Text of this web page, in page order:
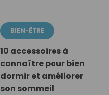
BIEN-ÊTRE
10 accessoires à
connaître pour bien
dormir et améliorer
son sommeil